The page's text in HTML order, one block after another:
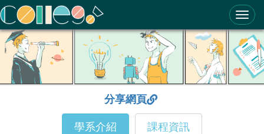
ColleGo! 大學選才與高中育才輔助系統
分享網頁
學系介紹 課程資訊